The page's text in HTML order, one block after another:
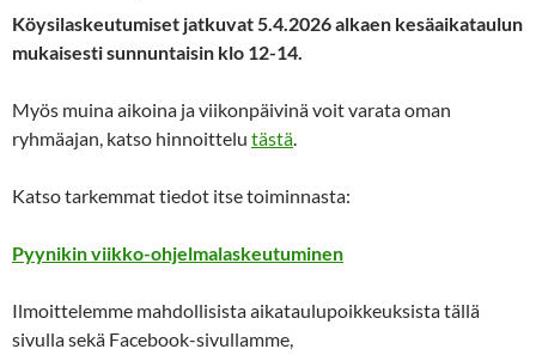
Köysilaskeutumiset jatkuvat 5.4.2026 alkaen kesäaikataulun
mukaisesti sunnuntaisin klo 12-14.
Myös muina aikoina ja viikonpäivinä voit varata oman
ryhmäajan, katso hinnoittelu tästä.
Katso tarkemmat tiedot itse toiminnasta:
Pyynikin viikko-ohjelmalaskeutuminen
Ilmoittelemme mahdollisista aikataulupoikkeuksista tällä
sivulla sekä Facebook-sivullamme,